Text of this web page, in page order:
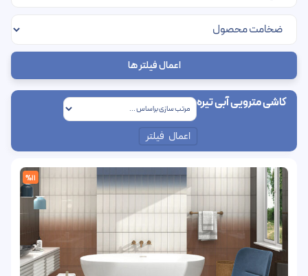
اعمال فیلتر ها
کاشی مترویی آبی تیره
اعمال فیلتر
%11